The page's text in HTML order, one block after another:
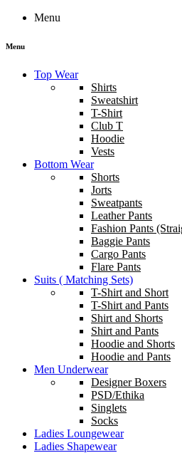
Menu
Menu
Top Wear
Shirts
Sweatshirt
T-Shirt
Club T
Hoodie
Vests
Bottom Wear
Shorts
Jorts
Sweatpants
Leather Pants
Fashion Pants
Baggie Pants
Cargo Pants
Flare Pants
Suits ( Matching Sets)
T-Shirt and Short
T-Shirt and Pants
Shirt and Shorts
Shirt and Pants
Hoodie and Shorts
Hoodie and Pants
Men Underwear
Designer Boxers
PSD/Ethika
Singlets
Socks
Ladies Loungewear
Ladies Shapewear